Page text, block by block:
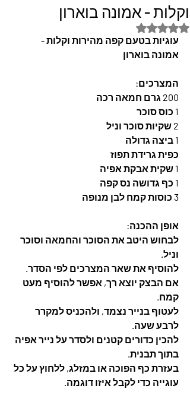
וקלות - אמונה בוארון
דירוג של NaN מתוך 5 כוכבים
עוגיות בטעם קפה מהירות וקלות -
אמונה בוארון
המצרכים:
200 גרם חמאה רכה
1 כוס סוכר
2 שקיות סוכר וניל
1 ביצה גדולה
כפית גרידת תפוז
1 שקית אבקת אפיה
1 כף גדושה נס קפה
3 כוסות קמח לבן מנופה
אופן ההכנה:
לבחוש היטב את הסוכר והחמאה וסוכר
וניל.
להוסיף את שאר המצרכים לפי הסדר.
אם הבצק יוצא רך, אפשר להוסיף מעט
קמח.
לעטוף בנייר נצמד, ולהכניס למקרר
לרבע שעה.
להכין כדורים קטנים ולסדר על נייר אפיה
בתוך תבנית.
בעזרת כף הפוכה או במזלג, ללחוץ על כל
עוגייה כדי לקבל איזו דוגמה.